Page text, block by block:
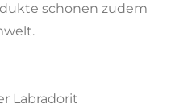
schonen zudem
Labradorit